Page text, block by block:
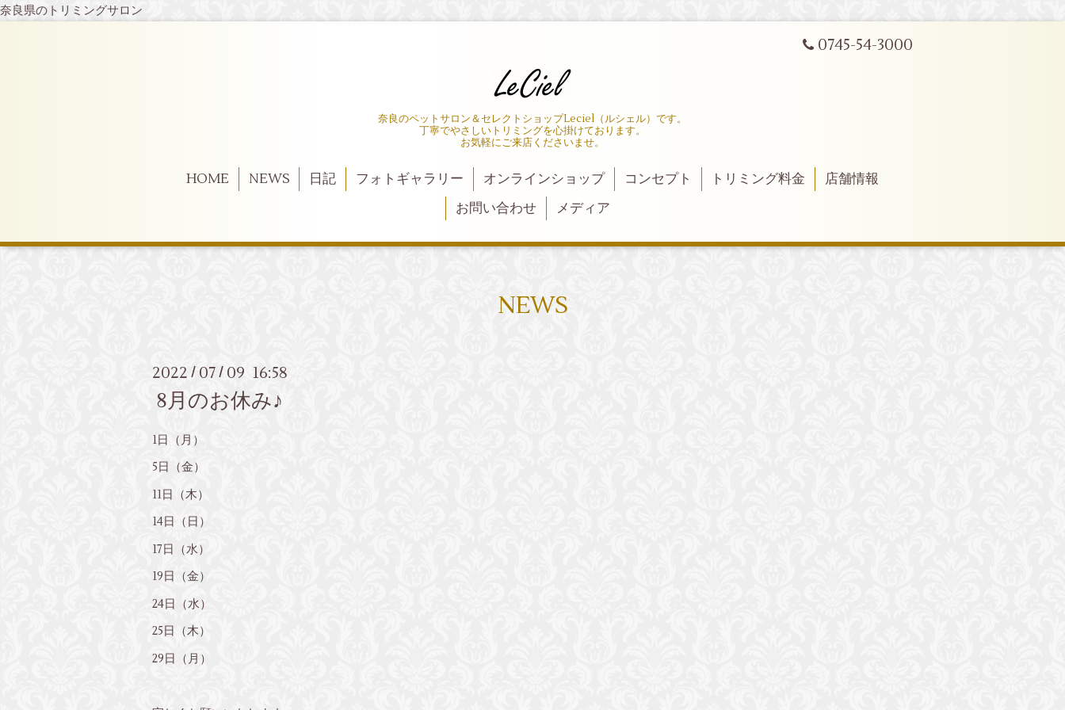
奈良県のトリミングサロン
0745-54-3000
奈良のペットサロン＆セレクトショップLeciel（ルシェル）です。
丁寧でやさしいトリミングを心掛けております。
お気軽にご来店くださいませ。
HOME NEWS 日記 フォトギャラリー オンラインショップ コンセプト トリミング料金
店舗情報
お問い合わせ
メディア
NEWS
2022 / 07 / 09 16:58
8月のお休み♪
1日（月）
5日（金）
11日（木）
14日（日）
17日（水）
19日（金）
24日（水）
25日（木）
29日（月）